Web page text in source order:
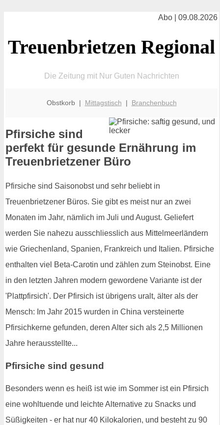
Abo | 09.08.2026
Treuenbrietzen Regional
Die Zeitung mit Nur Guten Nachrichten
Obstkorb | Mittagstisch | Branchenbuch
Pfirsiche sind
perfekt für gesunde Ernährung im
Treuenbrietzener Büro
Pfirsiche sind Saisonobst und sehr beliebt in
Treuenbrietzener Büros. Sie gibt es meist nur an zwei
Monaten im Jahr, nämlich im Juli und August. Geliefert
werden Sie nahezu ausschliesslich aus Mittelmeerländern
wie Griechenland, Spanien, Frankreich und Italien. Pfirsiche
enthalten viel Beta-Carotin und zählen zum Steinobst. Eine
in den letzten Jahren modern gewordene Variante ist der
'Plattpfirsich'. Der Pfirsich ist übrigens uralt, älter als der
Mensch: Im Jahr 2015 wurden in China versteinerte
Pfirsichkerne gefunden, deren Alter sich als 2,5 Millionen
Jahre herausstellte...
Pfirsiche sind gesund
Besonders wenn es heiß ist wie im Sommer ist ein Pfirsich
eine wohltuende und leichte Alternative zu Snacks und
Süßigkeiten - er hat nur 40 Kilokalorien, und besteht zu 90